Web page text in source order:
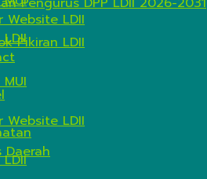
Pikiran LDII
Website LDII
Website LDII
Daerah